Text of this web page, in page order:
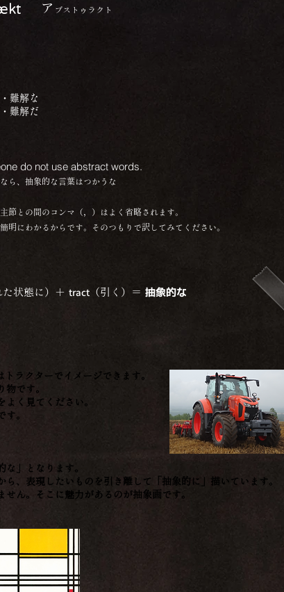
ア ブストゥラクト
・難解な
・難解だ
do not use abstract words.
、抽象的な言葉はつかうな
節との間のコンマ（，）はよく省略されます。
明にわかるからです。そのつもりで訳してみてください。
た状態に）＋ tract （引く） ＝ 抽象的な
ラクターでイメージできます。
物です。
く見てください。
す。
」となります。
、表現したいものを引き離して「抽象的に」描いています。
ん。そこに魅力があるのが抽象画です。